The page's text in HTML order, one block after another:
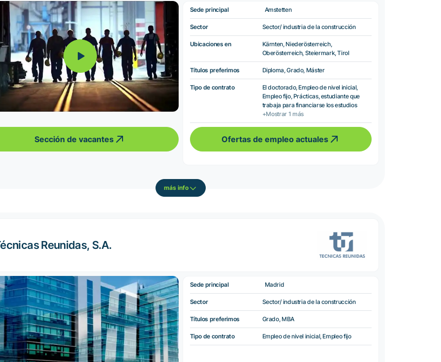
Sección de vacantes
Sede principal Amstetten
Sector Sector/ industria de la construcción
Ubicaciones en
Kärnten, Niederösterreich,
Oberösterreich, Steiermark, Tirol
Títulos preferimos Diploma, Grado, Máster
Tipo de contrato
El doctorado, Empleo de nivel inicial,
Empleo fijo, Prácticas, estudiante que
trabaja para financiarse los estudios
+Mostrar 1 más
Ofertas de empleo actuales
más info
Reunidas, S.A.
Sede principal Madrid
Sector Sector/ industria de la construcción
Títulos preferimos Grado, MBA
Tipo de contrato Empleo de nivel inicial, Empleo fijo